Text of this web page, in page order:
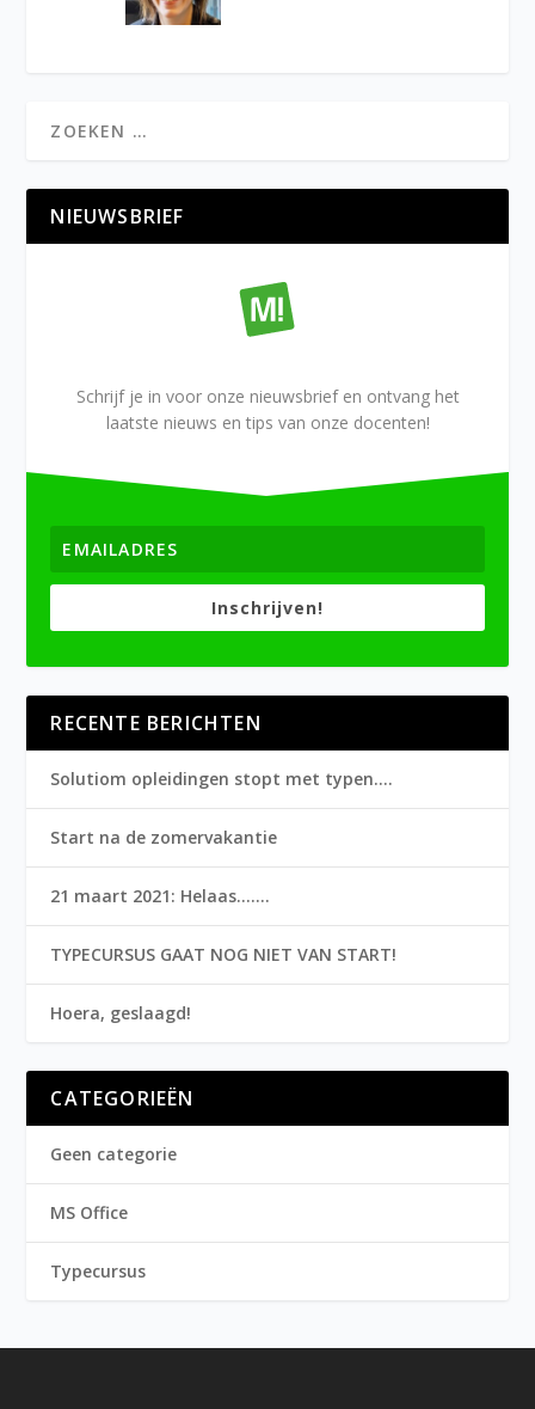
NIEUWSBRIEF
Schrijf je in voor onze nieuwsbrief en ontvang het
laatste nieuws en tips van onze docenten!
Inschrijven!
RECENTE BERICHTEN
Solutiom opleidingen stopt met typen….
Start na de zomervakantie
21 maart 2021: Helaas…….
TYPECURSUS GAAT NOG NIET VAN START!
Hoera, geslaagd!
CATEGORIEËN
Geen categorie
MS Office
Typecursus